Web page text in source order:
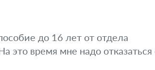
до 16 лет от отдела
это время мне надо отказаться